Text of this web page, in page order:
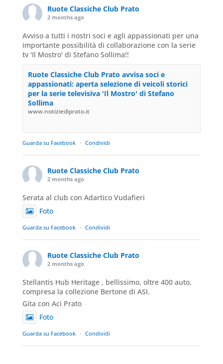
Ruote Classiche Club Prato
2 months ago
Avviso a tutti i nostri soci e agli appassionati per una
importante possibilità di collaborazione con la serie
tv 'Il Mostro' di Stefano Sollima!!
Ruote Classiche Club Prato avvisa soci e
appassionati: aperta selezione di veicoli storici
per la serie televisiva 'Il Mostro' di Stefano
Sollima
www.notiziediprato.it
Guarda su Facebook · Condividi
Ruote Classiche Club Prato
2 months ago
Serata al club con Adartico Vudafieri
Foto
Guarda su Facebook · Condividi
Ruote Classiche Club Prato
2 months ago
Stellantis Hub Heritage , bellissimo, oltre 400 auto,
compresa la collezione Bertone di ASI.
Gita con Aci Prato
Foto
Guarda su Facebook · Condividi